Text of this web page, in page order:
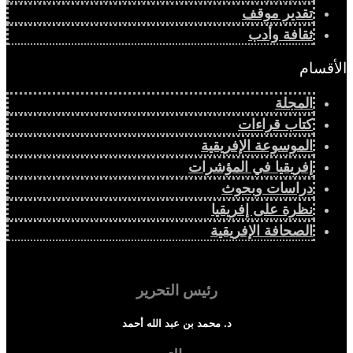
تقدير موقف
ثقافة وأدب
الأقسام
المجلة
كتاب قراءات
الموسوعة الإفريقية
إفريقيا في المؤشرات
دراسات وبحوث
نظرة على إفريقيا
الصحافة الإفريقية
رئيس التحرير
د. محمد بن عبد الله أحمد